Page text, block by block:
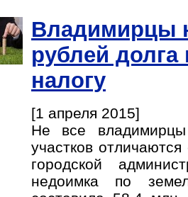
Владимирцы
рублей
налогу
[1 апреля 2015]
Не все
участков
городской
недоимка по